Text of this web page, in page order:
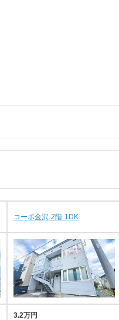
コーポ金沢 2階 1DK
3.2万円